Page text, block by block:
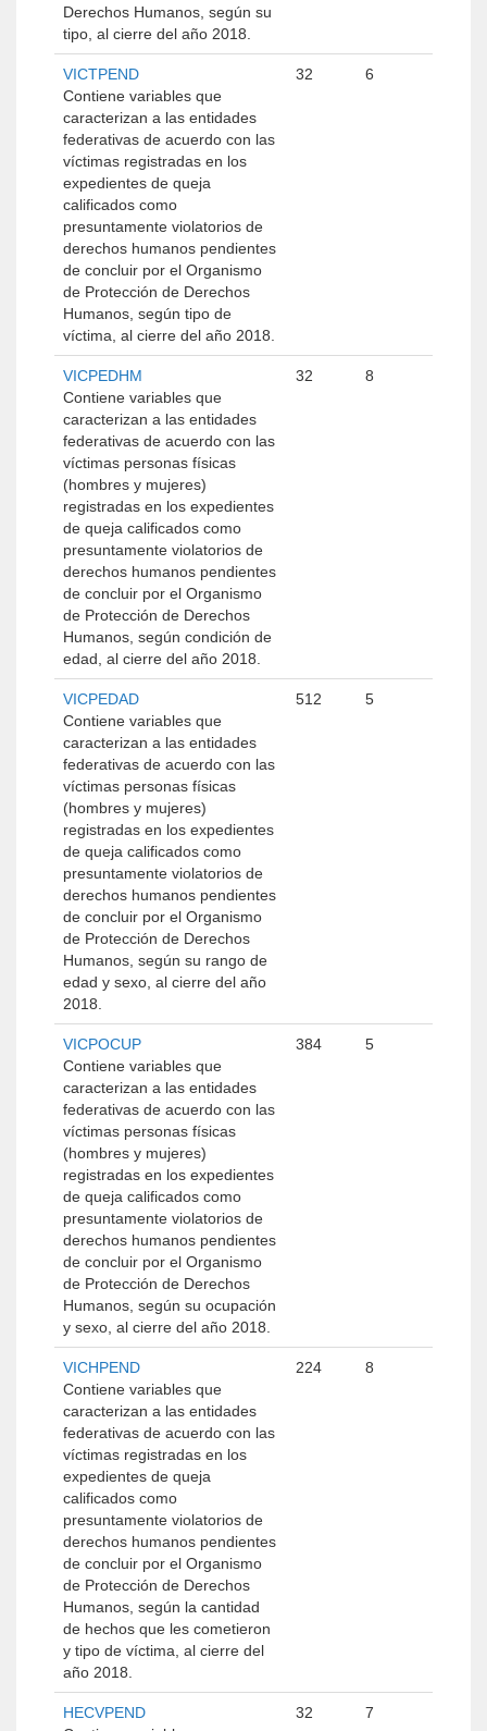
Derechos Humanos, según su
tipo, al cierre del año 2018.
VICTPEND
Contiene variables que
caracterizan a las entidades
federativas de acuerdo con las
víctimas registradas en los
expedientes de queja
calificados como
presuntamente violatorios de
derechos humanos pendientes
de concluir por el Organismo
de Protección de Derechos
Humanos, según tipo de
víctima, al cierre del año 2018.
32 6
VICPEDHM
Contiene variables que
caracterizan a las entidades
federativas de acuerdo con las
víctimas personas físicas
(hombres y mujeres)
registradas en los expedientes
de queja calificados como
presuntamente violatorios de
derechos humanos pendientes
de concluir por el Organismo
de Protección de Derechos
Humanos, según condición de
edad, al cierre del año 2018.
32 8
VICPEDAD
Contiene variables que
caracterizan a las entidades
federativas de acuerdo con las
víctimas personas físicas
(hombres y mujeres)
registradas en los expedientes
de queja calificados como
presuntamente violatorios de
derechos humanos pendientes
de concluir por el Organismo
de Protección de Derechos
Humanos, según su rango de
edad y sexo, al cierre del año
2018.
512 5
VICPOCUP
Contiene variables que
caracterizan a las entidades
federativas de acuerdo con las
víctimas personas físicas
(hombres y mujeres)
registradas en los expedientes
de queja calificados como
presuntamente violatorios de
derechos humanos pendientes
de concluir por el Organismo
de Protección de Derechos
Humanos, según su ocupación
y sexo, al cierre del año 2018.
384 5
VICHPEND
Contiene variables que
caracterizan a las entidades
federativas de acuerdo con las
víctimas registradas en los
expedientes de queja
calificados como
presuntamente violatorios de
derechos humanos pendientes
de concluir por el Organismo
de Protección de Derechos
Humanos, según la cantidad
de hechos que les cometieron
y tipo de víctima, al cierre del
año 2018.
224 8
HECVPEND
32 7